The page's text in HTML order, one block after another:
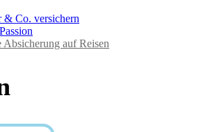
& Co. versichern
Absicherung auf Reisen